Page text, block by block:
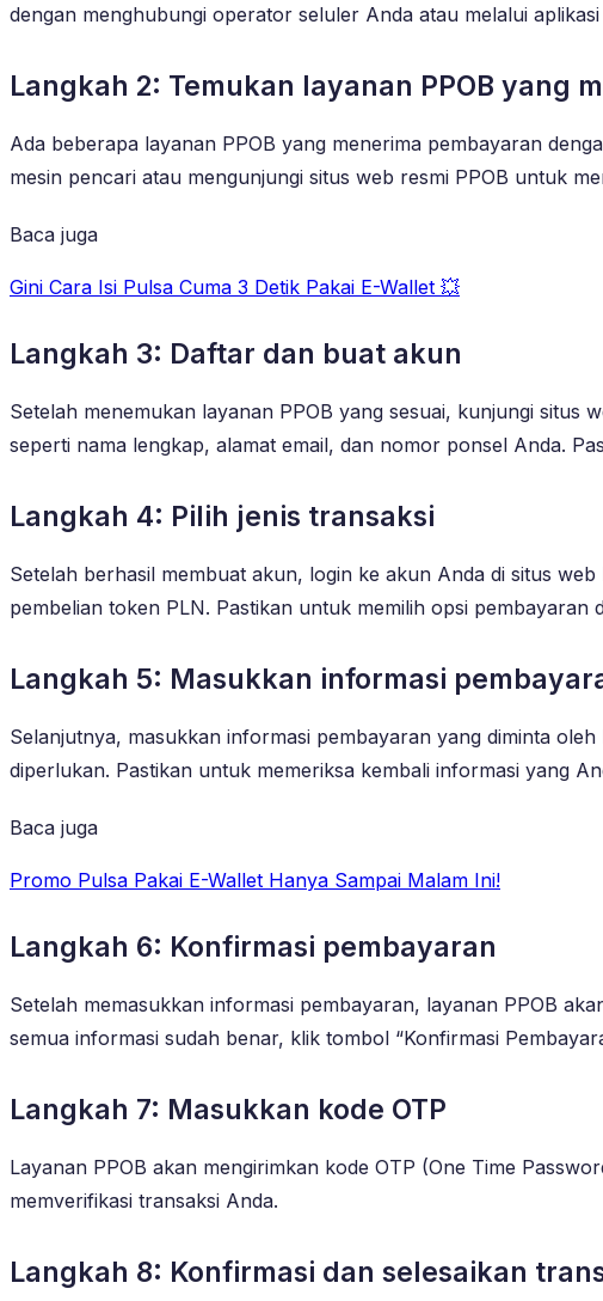
dengan menghubungi operator seluler Anda atau melalui
Langkah 2: Temukan layanan PPOB yang
Ada beberapa layanan PPOB yang menerima pembayaran
mesin pencari atau mengunjungi situs web resmi PPOB untuk
Baca juga
Gini Cara Isi Pulsa Cuma 3 Detik Pakai E-Wallet 💥
Langkah 3: Daftar dan buat akun
Setelah menemukan layanan PPOB yang sesuai, kunjungi
seperti nama lengkap, alamat email, dan nomor ponsel Anda.
Langkah 4: Pilih jenis transaksi
Setelah berhasil membuat akun, login ke akun Anda di situs
pembelian token PLN. Pastikan untuk memilih opsi pembayaran
Langkah 5: Masukkan informasi
Selanjutnya, masukkan informasi pembayaran yang diminta
diperlukan. Pastikan untuk memeriksa kembali informasi yang
Baca juga
Promo Pulsa Pakai E-Wallet Hanya Sampai Malam Ini!
Langkah 6: Konfirmasi pembayaran
Setelah memasukkan informasi pembayaran, layanan PPOB
semua informasi sudah benar, klik tombol “Konfirmasi
Langkah 7: Masukkan kode OTP
Layanan PPOB akan mengirimkan kode OTP (One Time
memverifikasi transaksi Anda.
Langkah 8: Konfirmasi dan selesaikan